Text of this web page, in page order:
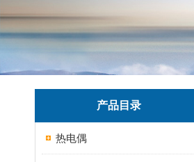
产品目录
热电偶